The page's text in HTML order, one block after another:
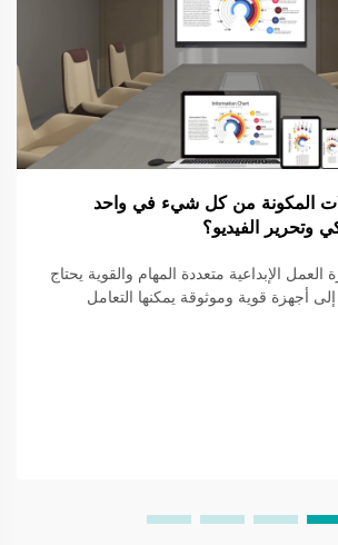
المكونة من كل شيء في واحد
وتحرير الفيديو؟
العمل الإبداعية متعددة المهام والقوية يحتاج
إلى أجهزة قوية وموثوقة يمكنها التعامل
لتصميم الجرافيك وتحرير الفيديو...